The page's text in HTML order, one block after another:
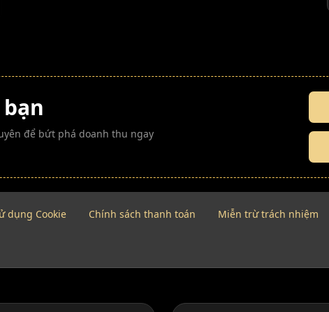
để bứt phá doanh thu ngay
dụng Cookie Chính sách thanh toán Miễn trừ trách nhiệm